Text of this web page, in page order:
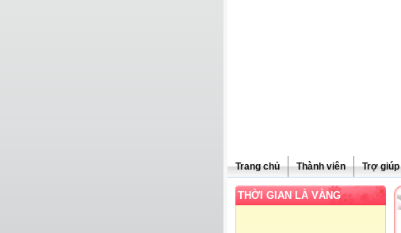
Trang chủ Thành viên Trợ giúp
THỜI GIAN LÀ VÀNG